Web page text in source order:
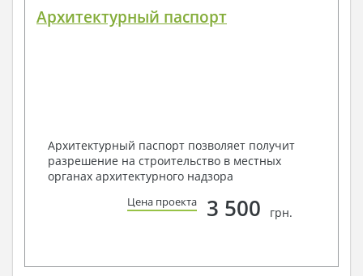
Архитектурный паспорт
Архитектурный паспорт позволяет получит
разрешение на строительство в местных
органах архитектурного надзора
Цена проекта 3 500 грн.